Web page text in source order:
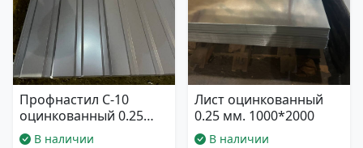
Профнастил С-10
оцинкованный 0.25
мм. 940*1500
В наличии
Лист оцинкованный
0.25 мм. 1000*2000
В наличии